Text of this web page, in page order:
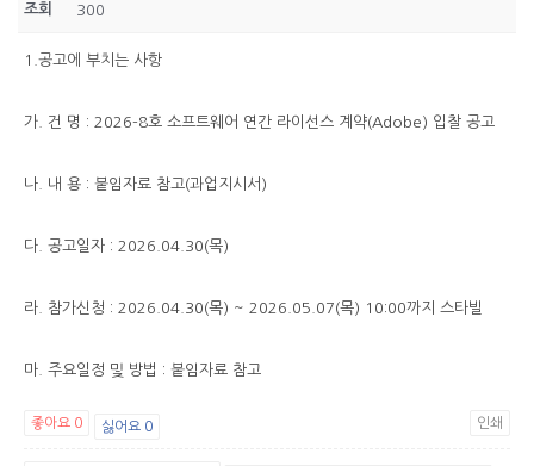
조회 300
1.공고에 부치는 사항
가. 건 명 : 2026-8호 소프트웨어 연간 라이선스 계약(Adobe) 입찰 공고
나. 내 용 : 붙임자료 참고(과업지시서)
다. 공고일자 : 2026.04.30(목)
라. 참가신청 : 2026.04.30(목) ~ 2026.05.07(목) 10:00까지 스타빌
마. 주요일정 및 방법 : 붙임자료 참고
좋아요 0 싫어요 0 인쇄